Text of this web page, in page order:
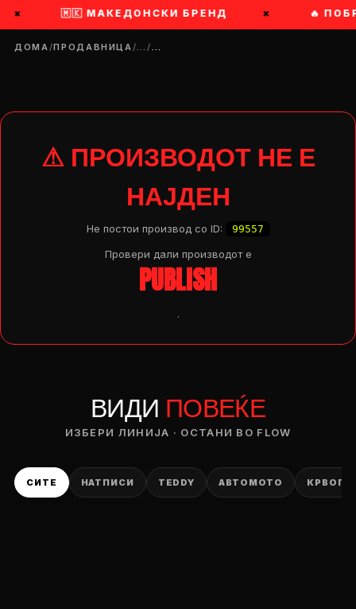
× 🇲🇰 МАКЕДОНСКИ БРЕНД × 🔥
ДОМА/ПРОДАВНИЦА/…/…
⚠ ПРОИЗВОДОТ НЕ Е
НАЈДЕН
Не постои производ со ID: 99557
Провери дали производот e
PUBLISH
.
ВИДИ ПОВЕЌЕ
ИЗБЕРИ ЛИНИЈА · ОСТАНИ ВО FLOW
СИТЕ НАТПИСИ TEDDY АВТОМОТО